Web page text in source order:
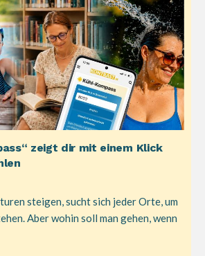
zeigt dir mit einem Klick
steigen, sucht sich jeder Orte, um
Aber wohin soll man gehen, wenn